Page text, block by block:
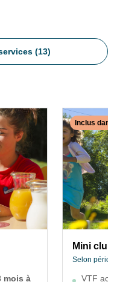
(13)
mois à
Inclus dans
Mini club
Selon période
VTF
INCLUS
DANS
VOTRE
SÉJOUR
Mini
club
4
à